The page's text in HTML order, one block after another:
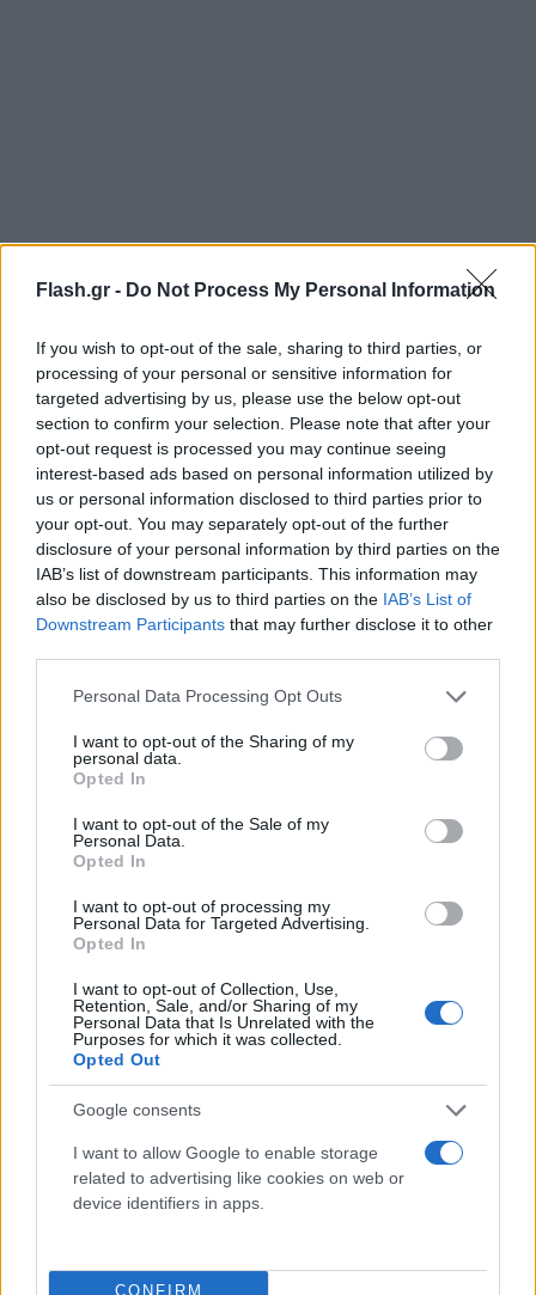
Flash.gr - Do Not Process My Personal Information
If you wish to opt-out of the sale, sharing to third parties, or
processing of your personal or sensitive information for
targeted advertising by us, please use the below opt-out
section to confirm your selection. Please note that after your
opt-out request is processed you may continue seeing
interest-based ads based on personal information utilized by
us or personal information disclosed to third parties prior to
your opt-out. You may separately opt-out of the further
disclosure of your personal information by third parties on the
IAB’s list of downstream participants. This information may
also be disclosed by us to third parties on the IAB’s List of
Downstream Participants that may further disclose it to other
Please note that this website/app uses one or more Google
not limited to your visit or usage behaviour. You may click to
grant or deny consent to Google and its third-party tags to
use your data for below specified purposes in below Google
consent section.
Personal Data Processing Opt Outs
I want to opt-out of the Sharing of my
personal data.
Opted In
I want to opt-out of the Sale of my
Personal Data.
Opted In
I want to opt-out of processing my
Personal Data for Targeted Advertising.
Opted In
I want to opt-out of Collection, Use,
Retention, Sale, and/or Sharing of my
Personal Data that Is Unrelated with the
Purposes for which it was collected.
Opted Out
Google consents
I want to allow Google to enable storage
related to advertising like cookies on web or
device identifiers in apps.
CONFIRM
Βόλντερμορτ»
Σύμφωνα με την ενημέρωση της τοπικής
αστυνομίας στη σελίδα της στο Facebook, ένας
αξιωματικός ανέφερε: «Βρέθηκα σε ένα μεγάλο
ξενοδοχείο στο Έντερμπι σήμερα το πρωί με
αρκετούς ένοπλους αστυνομικούς, μετά από
αναφορά για έναν άνδρα κοντά στους
ανελκυστήρες που κουβαλούσε «ένα μεγάλο
μαχαίρι».
Μετά από έρευνες διαπιστώσαμε γρήγορα ότι
επρόκειτο για έναν θαυμαστή του Χάρι Πότερ με
παραμικρό και δεν υπήρχε κανένα σημάδι του...
Βόλντερμορτ (sic)».
Σημειώνεται πως, σύμφωνα με την Guardian, σε
οποίο βρίσκεται νοτιοδυτικά του κέντρου της
αγγλικής πόλης Λέστερ, προσφέρεται στους
πελάτες ένα απογευματινό τσάι με θέμα τον Χάρι
Πότερ, αν και δεν είναι σαφές εάν ο φαν του
«μικρού μάγου» βρέθηκε στην περιοχή για να τον
επισκεφτεί, όταν σημειώθηκε το περιστατικό.